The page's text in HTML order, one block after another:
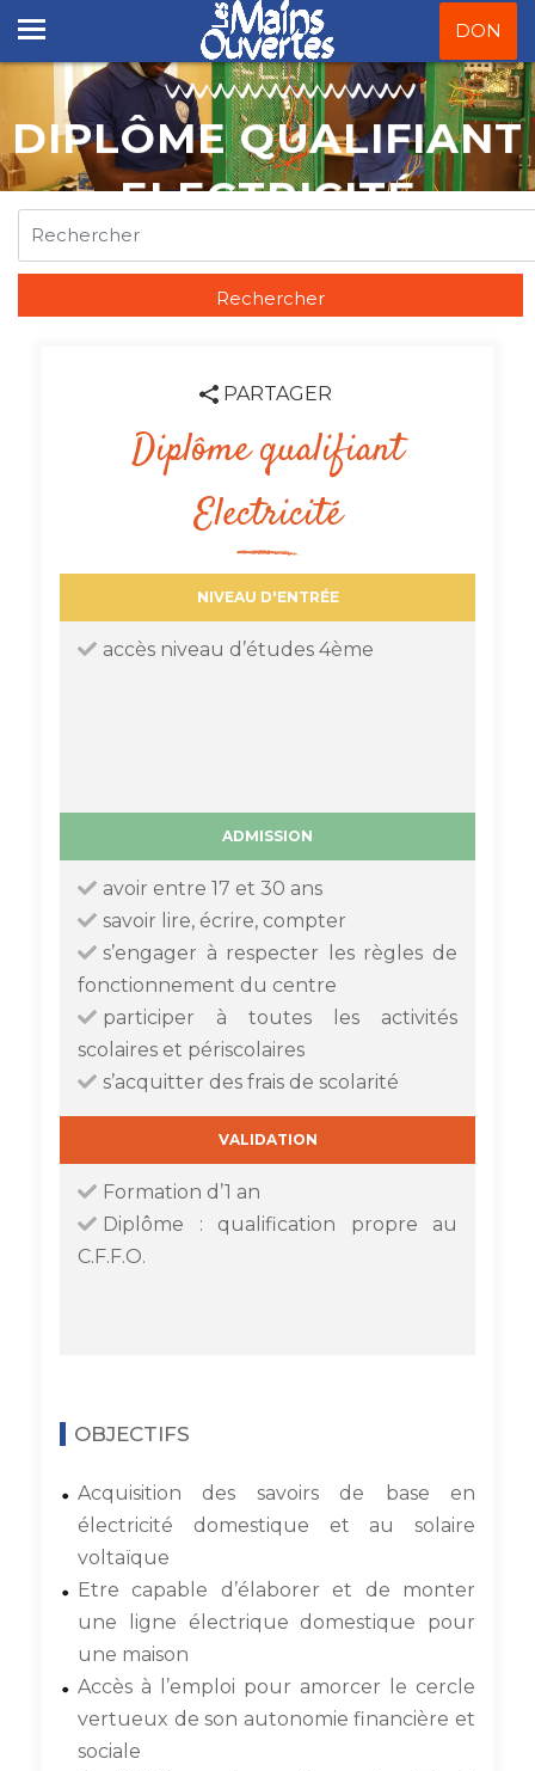
DON
DIPLÔME QUALIFIANT
ELECTRICITÉ
Rechercher
PARTAGER
Diplôme qualifiant
Electricité
NIVEAU D'ENTRÉE
accès niveau d’études 4ème
ADMISSION
avoir entre 17 et 30 ans
savoir lire, écrire, compter
s’engager à respecter les règles de
fonctionnement du centre
participer à toutes les activités
scolaires et périscolaires
s’acquitter des frais de scolarité
VALIDATION
Formation d’1 an
Diplôme : qualification propre au
C.F.F.O.
OBJECTIFS
Acquisition des savoirs de base en
électricité domestique et au solaire
voltaïque
Etre capable d’élaborer et de monter
une ligne électrique domestique pour
une maison
Accès à l’emploi pour amorcer le cercle
vertueux de son autonomie financière et
sociale